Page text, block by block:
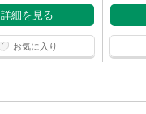
詳細を見る
お気に入り